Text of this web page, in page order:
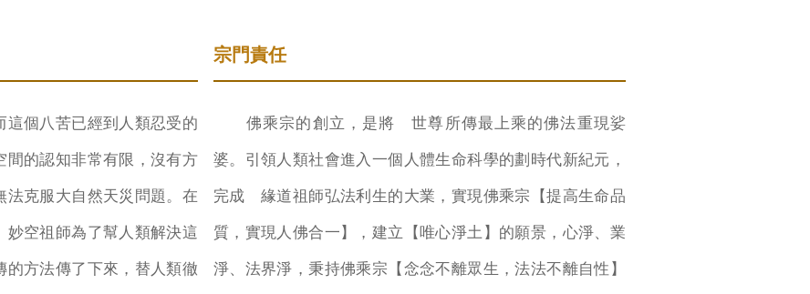
個八苦已經到人類忍受的
間的認知非常有限，沒有方
克服大自然天災問題。在
空祖師為了幫人類解決這
方法傳了下來，替人類徹
宗門責任
佛乘宗的創立，是將 世尊所傳最上乘的佛法重現娑
婆。引領人類社會進入一個人體生命科學的劃時代新紀元，
完成 緣道祖師弘法利生的大業，實現佛乘宗【提高生命品
質，實現人佛合一】，建立【唯心淨土】的願景，心淨、業
淨、法界淨，秉持佛乘宗【念念不離眾生，法法不離自性】